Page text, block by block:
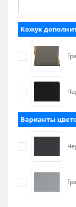
Кожух
Варианты